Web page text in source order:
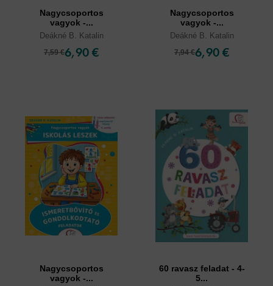
Nagycsoportos
vagyok -...
Deákné B. Katalin
7,59 €6,90 €
Nagycsoportos
vagyok -...
Deákné B. Katalin
7,94 €6,90 €
Nagycsoportos
vagyok -...
60 ravasz feladat - 4-
5...